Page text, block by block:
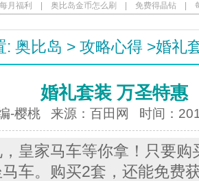
月福利 奥比岛金币怎么刷 免费得晶钻
: 奥比岛 > 攻略心得 >婚礼
婚礼套装 万圣特惠
-樱桃 来源：百田网 时间：
皇家马车等你拿！只要购
车。购买2套，还能免费